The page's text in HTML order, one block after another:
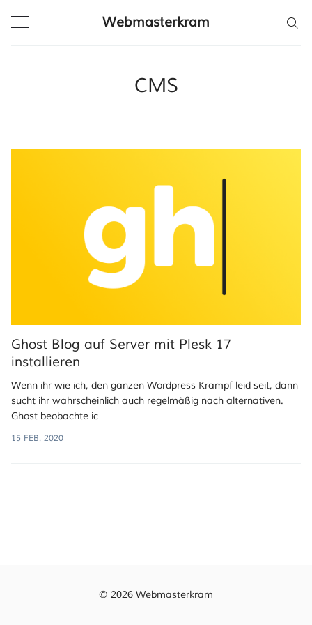
Webmasterkram
CMS
Ghost Blog auf Server mit Plesk 17
installieren
Wenn ihr wie ich, den ganzen Wordpress Krampf leid seit, dann
sucht ihr wahrscheinlich auch regelmäßig nach alternativen.
Ghost beobachte ic
15 FEB. 2020
© 2026 Webmasterkram